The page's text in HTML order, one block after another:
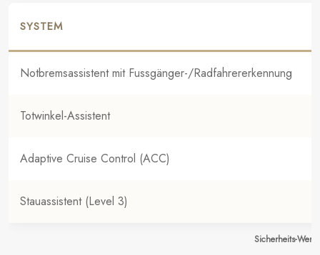
Sicherheits-Wert-
SYSTEM
Notbremsassistent mit Fussgänger-/Radfahrererkennung
Totwinkel-Assistent
Adaptive Cruise Control (ACC)
Stauassistent (Level 3)